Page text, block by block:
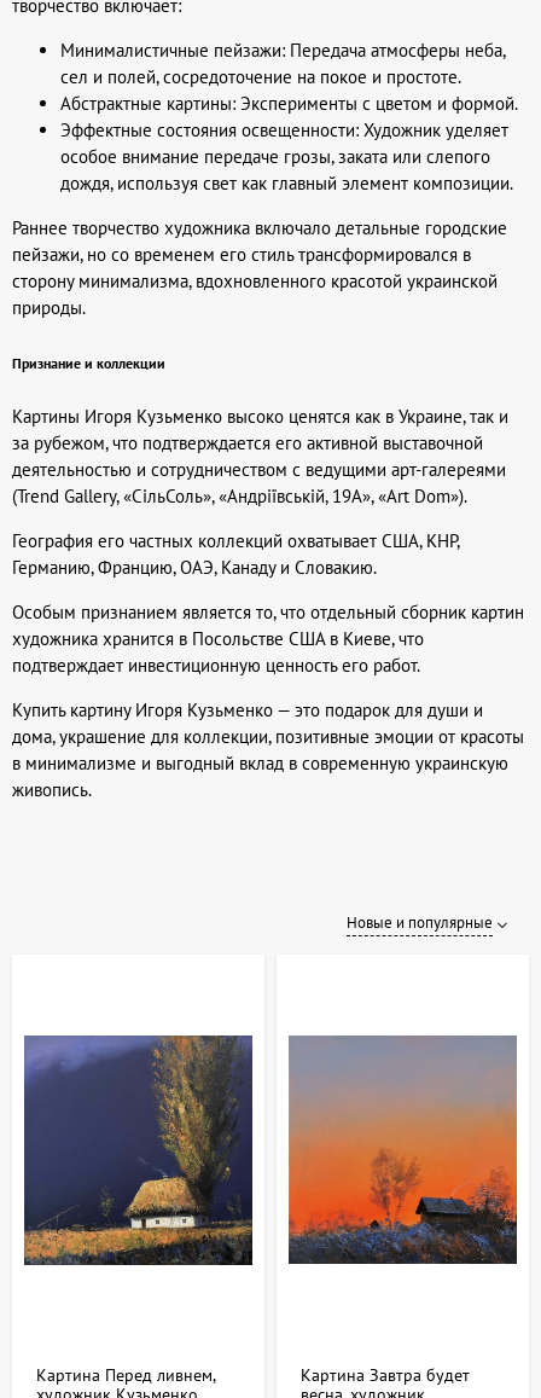
творчество включает:
Минималистичные пейзажи: Передача атмосферы неба,
сел и полей, сосредоточение на покое и простоте.
Абстрактные картины: Эксперименты с цветом и формой.
Эффектные состояния освещенности: Художник уделяет
особое внимание передаче грозы, заката или слепого
дождя, используя свет как главный элемент композиции.
Раннее творчество художника включало детальные городские
пейзажи, но со временем его стиль трансформировался в
сторону минимализма, вдохновленного красотой украинской
природы.
Признание и коллекции
Картины Игоря Кузьменко высоко ценятся как в Украине, так и
за рубежом, что подтверждается его активной выставочной
деятельностью и сотрудничеством с ведущими арт-галереями
(Trend Gallery, «СільСоль», «Андріївській, 19А», «Art Dom»).
География его частных коллекций охватывает США, КНР,
Германию, Францию, ОАЭ, Канаду и Словакию.
Особым признанием является то, что отдельный сборник картин
художника хранится в Посольстве США в Киеве, что
подтверждает инвестиционную ценность его работ.
Купить картину Игоря Кузьменко — это подарок для души и
дома, украшение для коллекции, позитивные эмоции от красоты
в минимализме и выгодный вклад в современную украинскую
живопись.
Новые и популярные
Картина Перед ливнем,
Картина Завтра будет